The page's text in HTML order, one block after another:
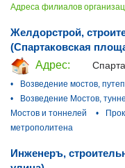
Адреса филиалов
Желдорстрой,
(Спартаковская
Адрес:
•
Возведение мостов,
•
Возведение Мостов,
Мостов и тоннелей
•
метрополитена
Инженеръ,